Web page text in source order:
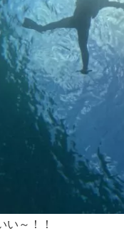
い～！！